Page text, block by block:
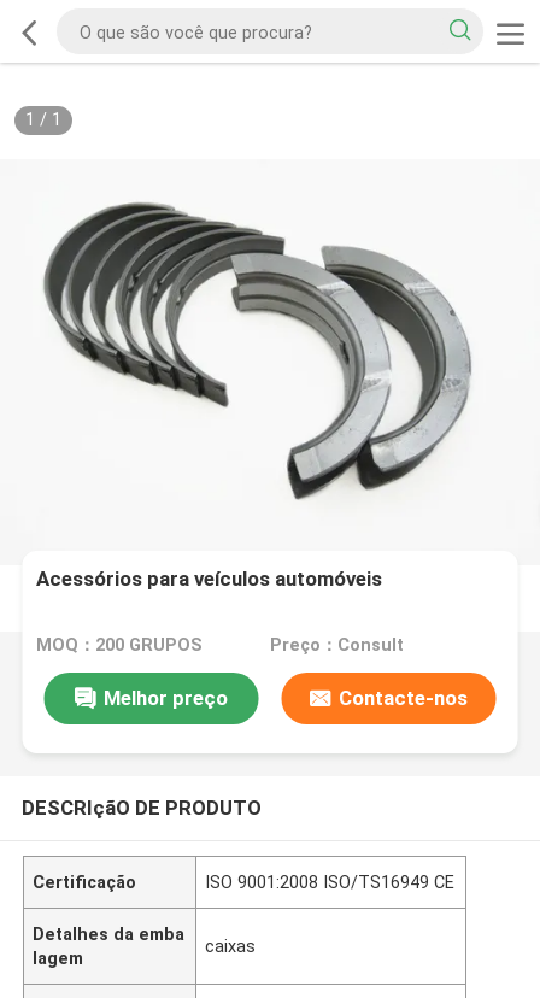
1 / 1
Acessórios para veículos automóveis
MOQ：200 GRUPOS Preço：Consult
Melhor preço Contacte-nos
DESCRIçãO DE PRODUTO
Certificação ISO 9001:2008 ISO/TS16949 CE
Detalhes da emba
lagem
caixas